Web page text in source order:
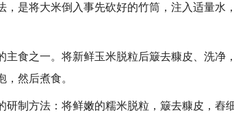
是将大米倒入事先砍好的竹筒，注入适量水
食之一。将新鲜玉米脱粒后簸去糠皮、洗净
然后煮食。
制方法：将鲜嫩的糯米脱粒，簸去糠皮，舂